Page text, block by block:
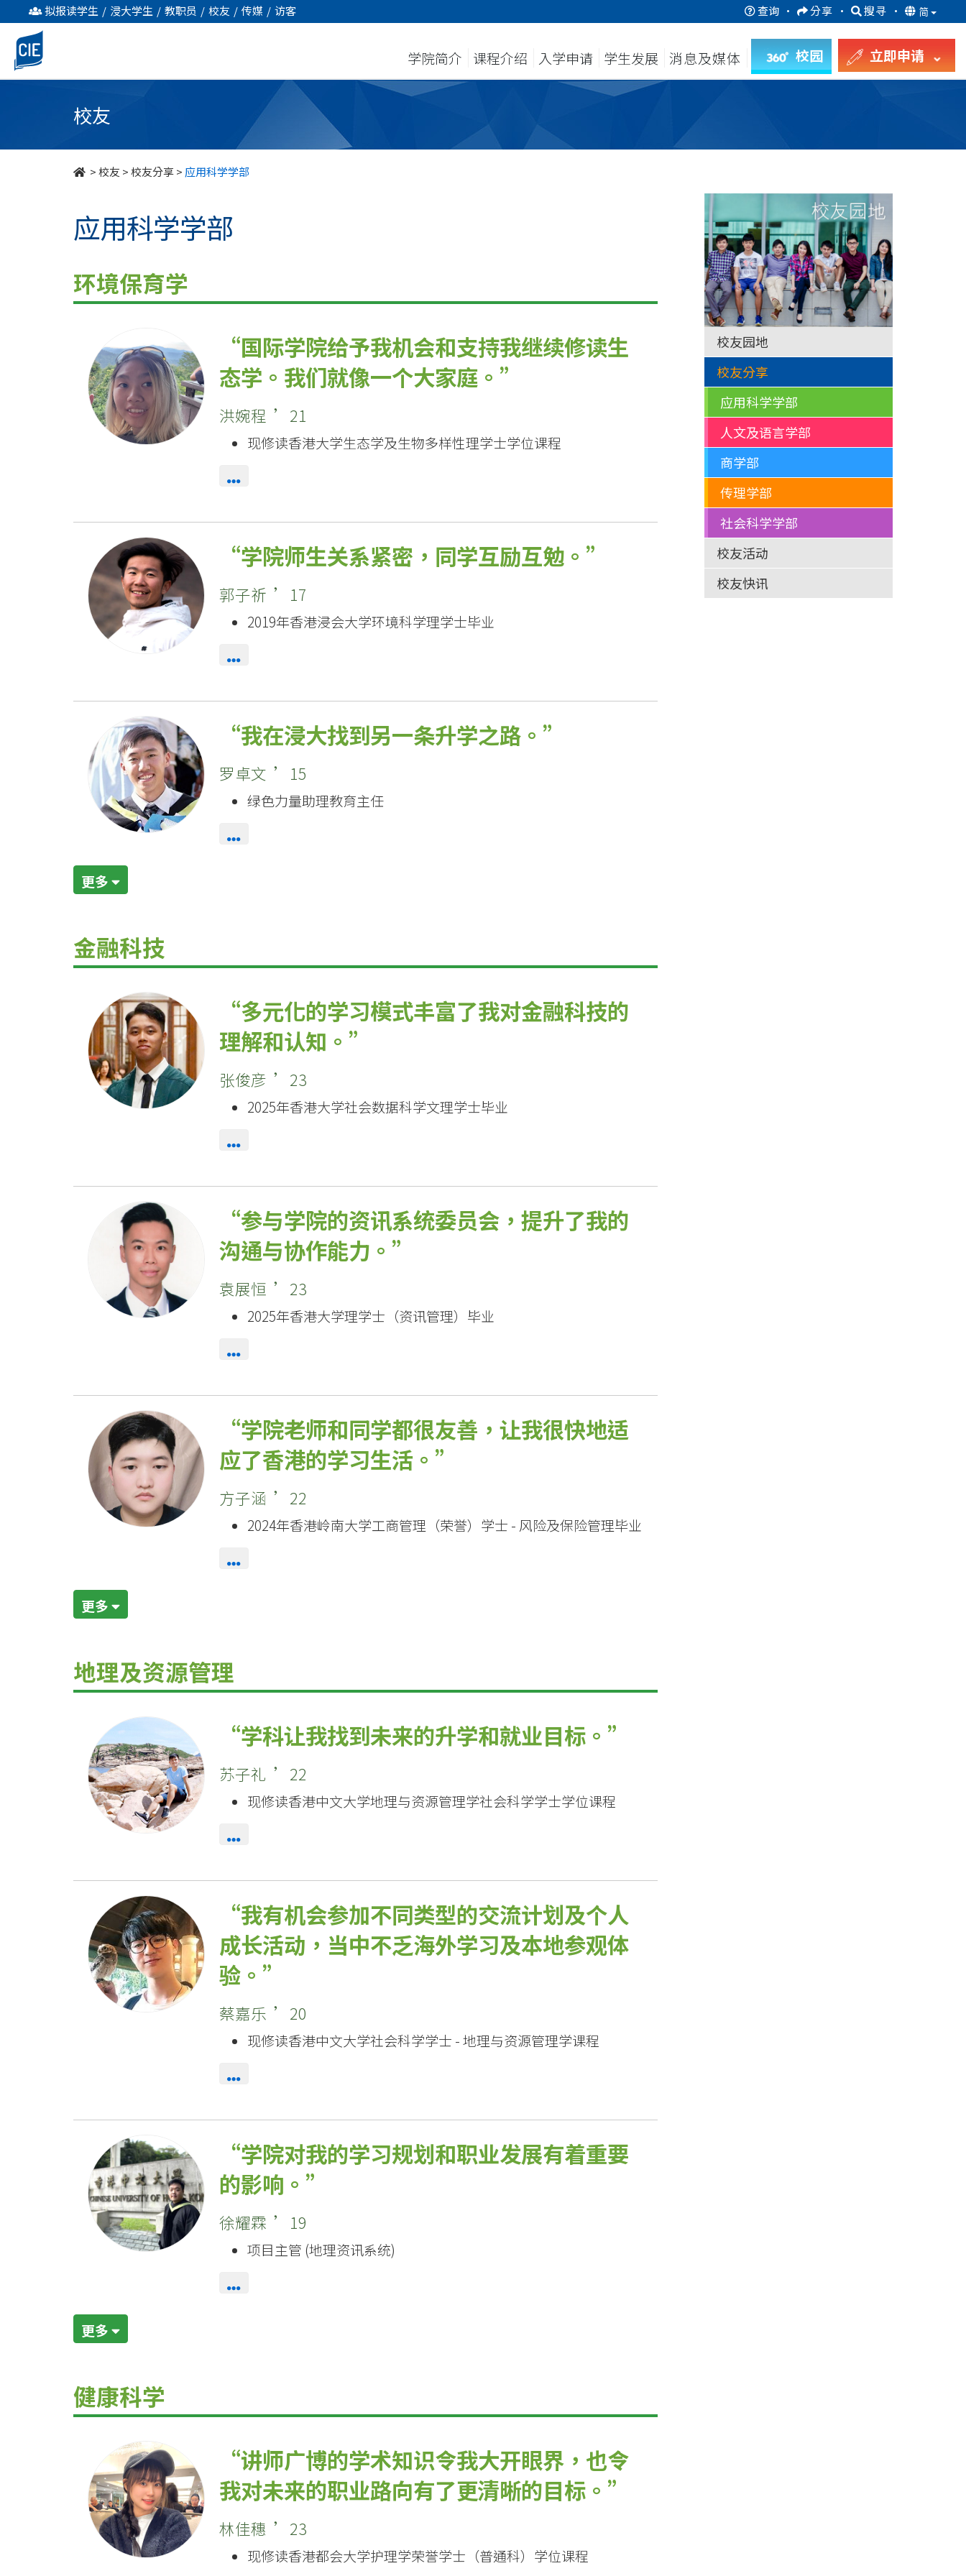
应
用
科
拟报读学生 / 浸大学生 / 教职员 / 校友 / 传媒 / 访客 查询 · 分享 · 搜寻 · 简
学院简介 课程介绍 入学申请 学生发展 消息及媒体 校园 立即申请
校友
>校友 >校友分享> 应用科学学部
应用科学学部
环境保育学
国际学院给予我机会和支持我继续修读生
态学。我们就像一个大家庭。
洪婉程 ’21
现修读香港大学生态学及生物多样性理学士学位课程
学院师生关系紧密，同学互励互勉。
郭子祈 ’17
2019年香港浸会大学环境科学理学士毕业
我在浸大找到另一条升学之路。
罗卓文 ’15
绿色力量助理教育主任
更多
金融科技
多元化的学习模式丰富了我对金融科技的
理解和认知。
张俊彦 ’23
2025年香港大学社会数据科学文理学士毕业
参与学院的资讯系统委员会，提升了我的
沟通与协作能力。
袁展恒 ’23
2025年香港大学理学士（资讯管理）毕业
学院老师和同学都很友善，让我很快地适
应了香港的学习生活。
方子涵 ’22
2024年香港岭南大学工商管理（荣誉）学士 - 风险及保险管理毕业
更多
地理及资源管理
学科让我找到未来的升学和就业目标。
苏子礼 ’22
现修读香港中文大学地理与资源管理学社会科学学士学位课程
我有机会参加不同类型的交流计划及个人
成长活动，当中不乏海外学习及本地参观体
验。
蔡嘉乐 ’20
现修读香港中文大学社会科学学士 - 地理与资源管理学课程
学院对我的学习规划和职业发展有着重要
的影响。
徐耀霖 ’19
项目主管 (地理资讯系统)
更多
健康科学
讲师广博的学术知识令我大开眼界，也令
我对未来的职业路向有了更清晰的目标。
林佳穗 ’23
现修读香港都会大学护理学荣誉学士（普通科）学位课程
校友园地
校友分享
应用科学学部
人文及语言学部
商学部
传理学部
社会科学学部
校友活动
校友快讯